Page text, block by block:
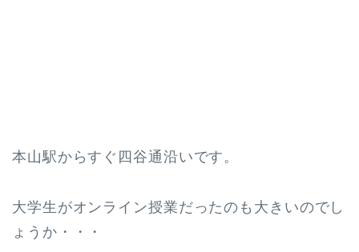
本山駅からすぐ四谷通沿いです。
大学生がオンライン授業だったのも大きいのでし
ょうか・・・